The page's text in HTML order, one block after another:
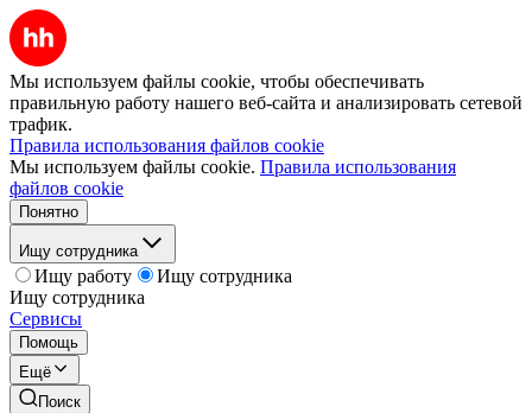
Мы используем файлы cookie, чтобы обеспечивать
правильную работу нашего веб-сайта и анализировать сетевой
трафик.
Правила использования файлов cookie
Мы используем файлы cookie. Правила использования
файлов cookie
Понятно
Ищу сотрудника
Ищу работу
Ищу сотрудника
Ищу сотрудника
Сервисы
Помощь
Ещё
Поиск